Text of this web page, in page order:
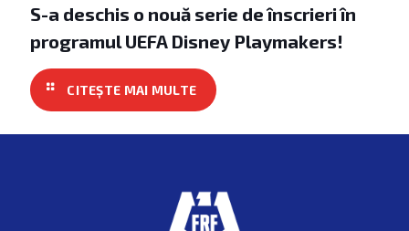
S-a deschis o nouă serie de înscrieri în
programul UEFA Disney Playmakers!